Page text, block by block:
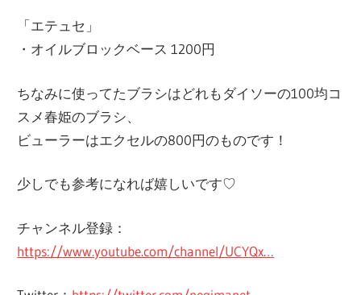
「エテュセ」
・オイルブロックベース 1200円
ちなみに使ってたブラシはどれもダイソーの100均コ
スメ春姫のブラシ、
ビューラーはエクセルの800円のものです！
少しでも参考になれば嬉しいです♡
チャンネル登録：
https://www.youtube.com/channel/UCYQx…